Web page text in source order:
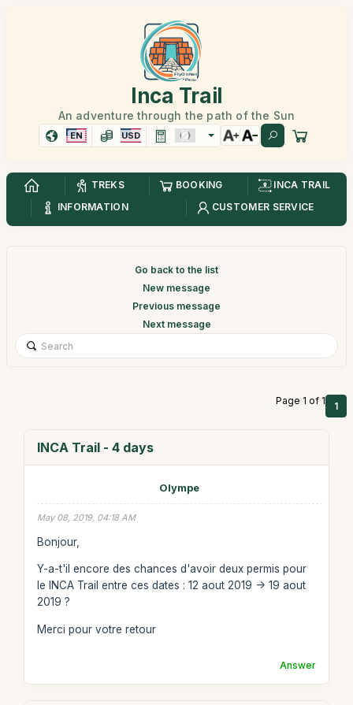
Inca Trail
An adventure through the path of the Sun
EN USD
TREKS BOOKING
INCA TRAIL
INFORMATION
CUSTOMER SERVICE
Go back to the list
New message
Previous message
Next message
Page 1 of 1 1
INCA Trail - 4 days
Olympe
May 08, 2019, 04:18 AM
Bonjour,
Y-a-t'il encore des chances d'avoir deux permis pour
le INCA Trail entre ces dates : 12 aout 2019 -> 19 aout
2019 ?
Merci pour votre retour
Answer